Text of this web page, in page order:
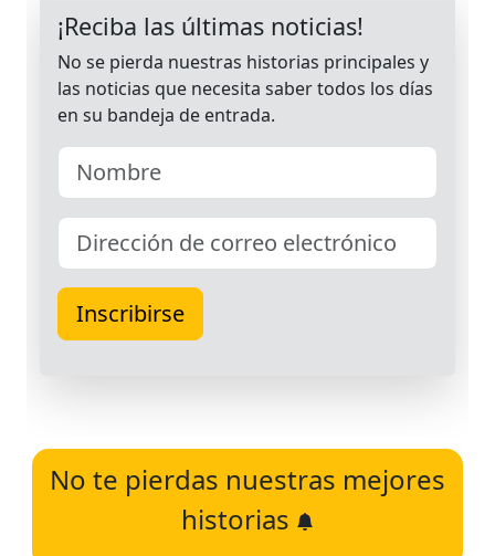
No te pierdas nuestras mejores
historias